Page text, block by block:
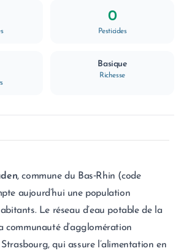
0
Pesticides
Basique
Richesse
, commune du Bas‑Rhin (code
aujourd’hui une population
Le réseau d’eau potable de la
communauté d’agglomération
qui assure l’alimentation en